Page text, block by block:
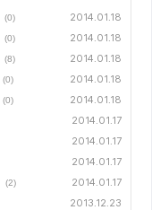
(0) 2014.01.18
(0) 2014.01.18
(8) 2014.01.18
(0) 2014.01.18
(0) 2014.01.18
2014.01.17
2014.01.17
2014.01.17
(2) 2014.01.17
2013.12.23